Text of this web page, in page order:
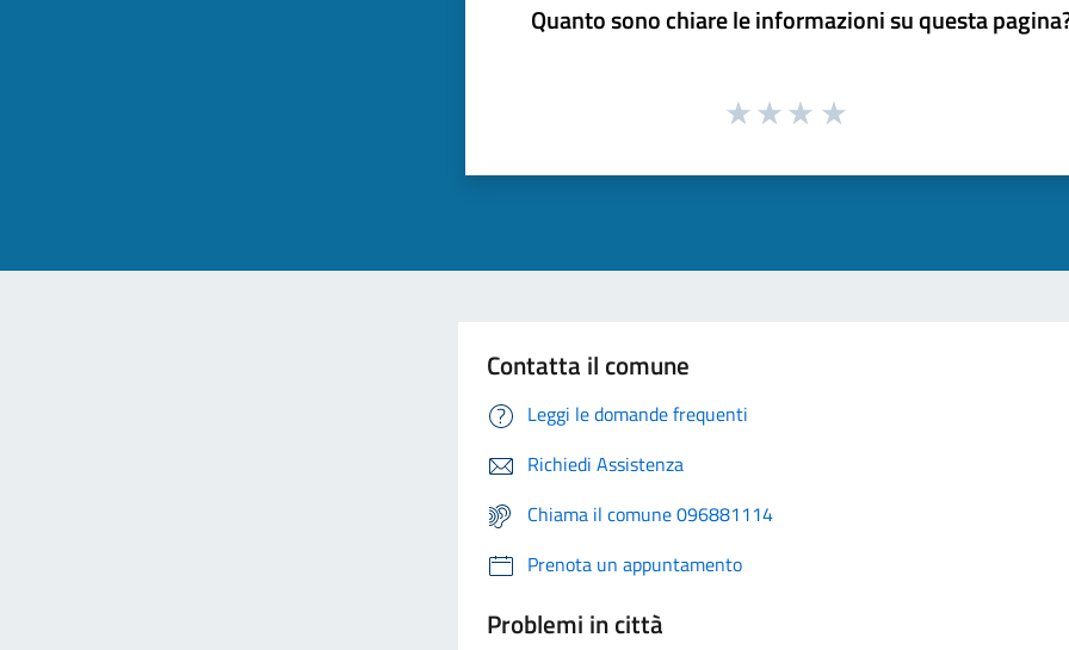
Quanto sono chiare le informazioni su questa
Contatta il comune
Leggi le domande frequenti
Richiedi Assistenza
Chiama il comune 096881114
Prenota un appuntamento
Problemi in città